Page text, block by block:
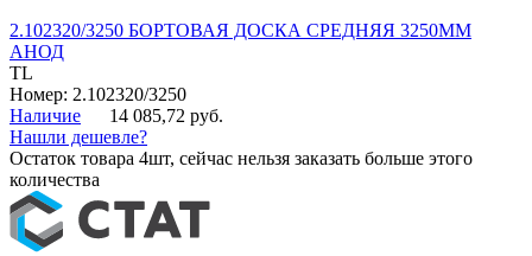
2.102320/3250 БОРТОВАЯ ДОСКА СРЕДНЯЯ 3250ММ
АНОД
TL
Номер: 2.102320/3250
Наличие
14 085,72 руб.
Нашли дешевле?
Остаток товара 4шт, сейчас нельзя заказать больше этого
количества